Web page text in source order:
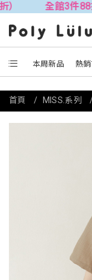
館3件88折！🦄 滿
本周新品 熱
首頁 MISS.系列